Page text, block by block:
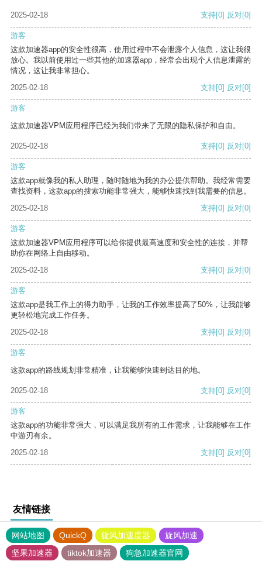
2025-02-18 支持[0] 反对[0]
游客
这款加速器app的安全性很高，使用过程中不会泄露个人信息，这让我很
放心。我以前使用过一些其他的加速器app，经常会出现个人信息泄露的
情况，这让我非常担心。
2025-02-18
支持[0] 反对[0]
游客
这款加速器VPM应用程序已经为我们带来了无限的隐私保护和自由。
2025-02-18 支持[0] 反对[0]
游客
这款app就像我的私人助理，随时随地为我的办公提供帮助。我经常需要
查找资料，这款app的搜索功能非常强大，能够快速找到我需要的信息。
2025-02-18
支持[0] 反对[0]
游客
这款加速器VPM应用程序可以给你提供最高速度和安全性的连接，并帮
助你在网络上自由移动。
2025-02-18
支持[0] 反对[0]
游客
这款app是我工作上的得力助手，让我的工作效率提高了50%，让我能够
更轻松地完成工作任务。
2025-02-18
支持[0] 反对[0]
游客
这款app的路线规划非常精准，让我能够快速到达目的地。
2025-02-18 支持[0] 反对[0]
游客
这款app的功能非常强大，可以满足我所有的工作需求，让我能够在工作
中游刃有余。
2025-02-18
支持[0] 反对[0]
友情链接
网站地图 QuickQ 旋风加速度器
旋风加速
坚果加速器
tiktok加速器 狗急加速器官网